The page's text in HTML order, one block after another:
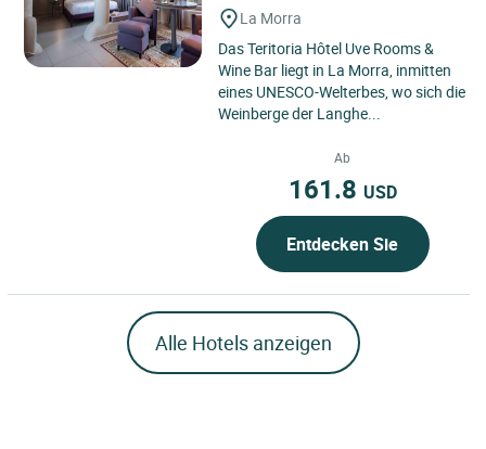
La Morra
Das Teritoria Hôtel Uve Rooms &
Wine Bar liegt in La Morra, inmitten
eines UNESCO-Welterbes, wo sich die
Weinberge der Langhe...
Ab
161.8 USD
Entdecken Sie
Alle Hotels anzeigen